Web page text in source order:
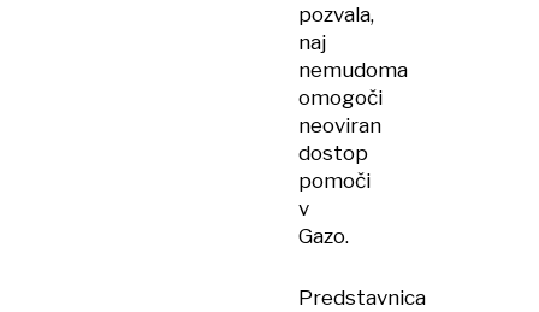
pozvala,
naj
nemudoma
omogoči
neoviran
dostop
pomoči
v
Gazo.
Predstavnica